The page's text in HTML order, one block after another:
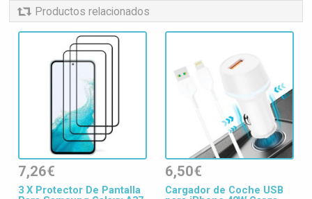
Productos relacionados
7,26€
3 X Protector De Pantalla
6,50€
Cargador de Coche USB